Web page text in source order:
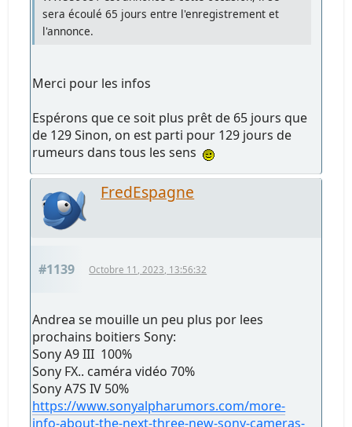
sera écoulé 65 jours entre l'enregistrement et
l'annonce.
Merci pour les infos
Espérons que ce soit plus prêt de 65 jours que
de 129 Sinon, on est parti pour 129 jours de
rumeurs dans tous les sens
FredEspagne
#1139 Octobre 11, 2023, 13:56:32
Andrea se mouille un peu plus por lees
prochains boitiers Sony:
Sony A9 III 100%
Sony FX.. caméra vidéo 70%
Sony A7S IV 50%
https://www.sonyalpharumors.com/more-
info-about-the-next-three-new-sony-cameras-